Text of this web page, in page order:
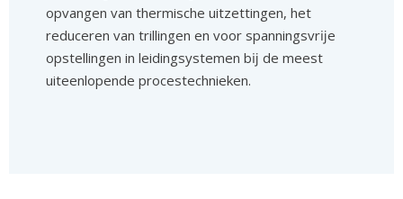
opvangen van thermische uitzettingen, het
reduceren van trillingen en voor spanningsvrĳe
opstellingen in leidingsystemen bĳ de meest
uiteenlopende procestechnieken.